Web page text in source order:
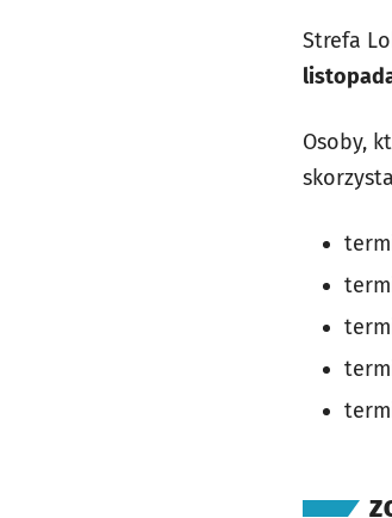
Strefa
Osoby,